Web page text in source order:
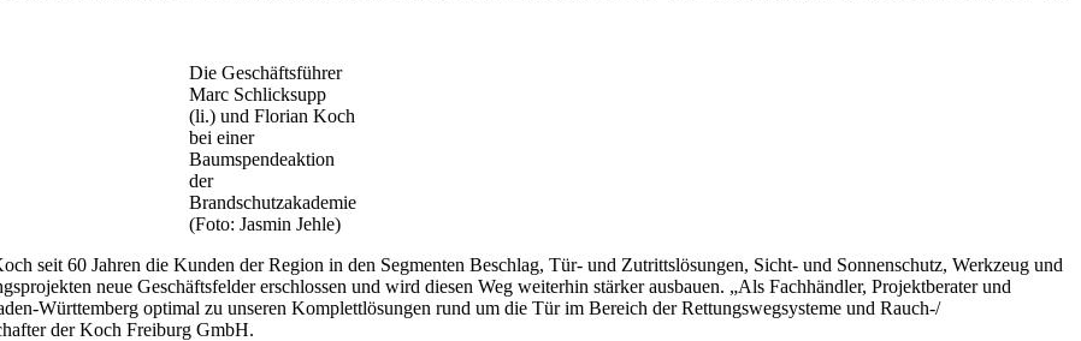
Die Geschäftsführer
Marc Schlicksupp
(li.) und Florian Koch
bei einer
Baumspendeaktion
der
Brandschutzakademie
(Foto: Jasmin Jehle)
seit 60 Jahren die Kunden der Region in den Segmenten Beschlag, Tür- und Zutrittslösungen, Sicht- und Sonnenschutz, Werkzeug und
neue Geschäftsfelder erschlossen und wird diesen Weg weiterhin stärker ausbauen. „Als Fachhändler, Projektberater und
Württemberg optimal zu unseren Komplettlösungen rund um die Tür im Bereich der Rettungswegsysteme und Rauch-/
der Koch Freiburg GmbH.